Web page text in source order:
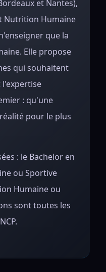
et Nantes),
Nutrition Humaine
que la
Elle propose
qui souhaitent
l'expertise
: qu'une
pour le plus
: le Bachelor en
ou Sportive
Humaine ou
sont toutes les